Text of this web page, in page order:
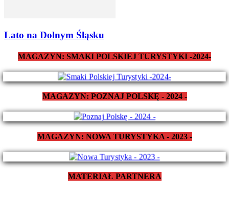
Lato na Dolnym Śląsku
MAGAZYN: SMAKI POLSKIEJ TURYSTYKI -2024-
MAGAZYN: POZNAJ POLSKĘ - 2024 -
MAGAZYN: NOWA TURYSTYKA - 2023 -
MATERIAŁ PARTNERA